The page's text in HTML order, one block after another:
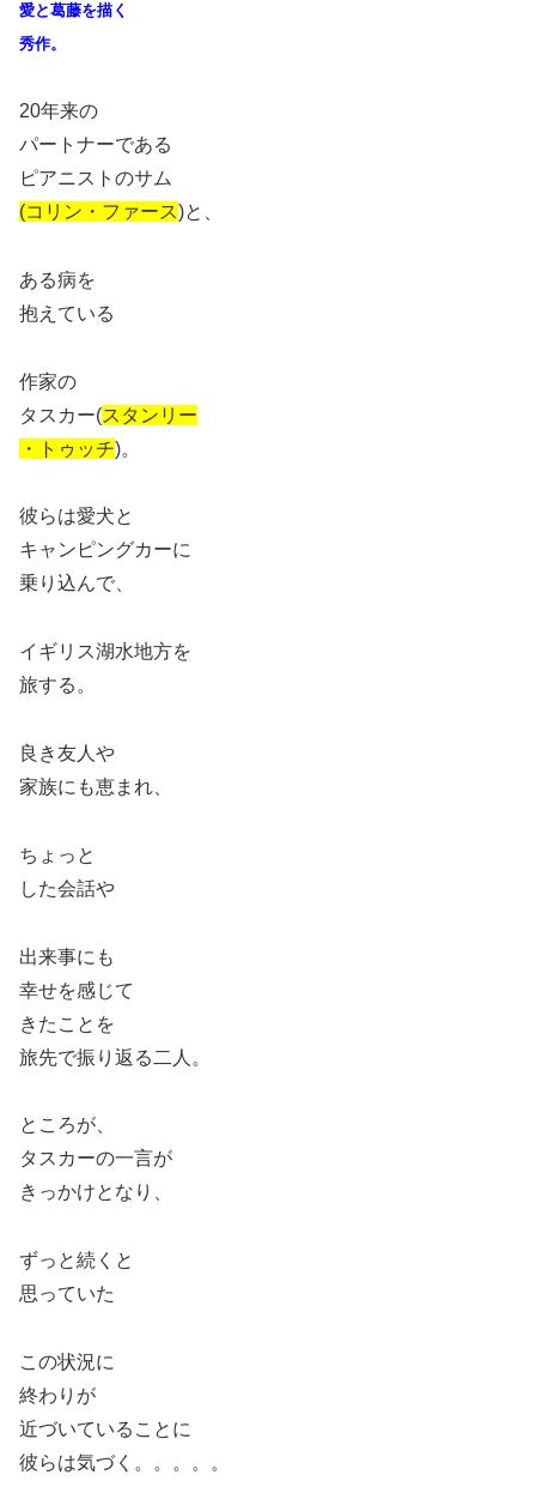
愛と葛藤を描く
秀作。
20年来の
パートナーである
ピアニストのサム
(コリン・ファース)と、
ある病を
抱えている
作家の
タスカー(スタンリー
・トゥッチ)。
彼らは愛犬と
キャンピングカーに
乗り込んで、
イギリス湖水地方を
旅する。
良き友人や
家族にも恵まれ、
ちょっと
した会話や
出来事にも
幸せを感じて
きたことを
旅先で振り返る二人。
ところが、
タスカーの一言が
きっかけとなり、
ずっと続くと
思っていた
この状況に
終わりが
近づいていることに
彼らは気づく。。。。。